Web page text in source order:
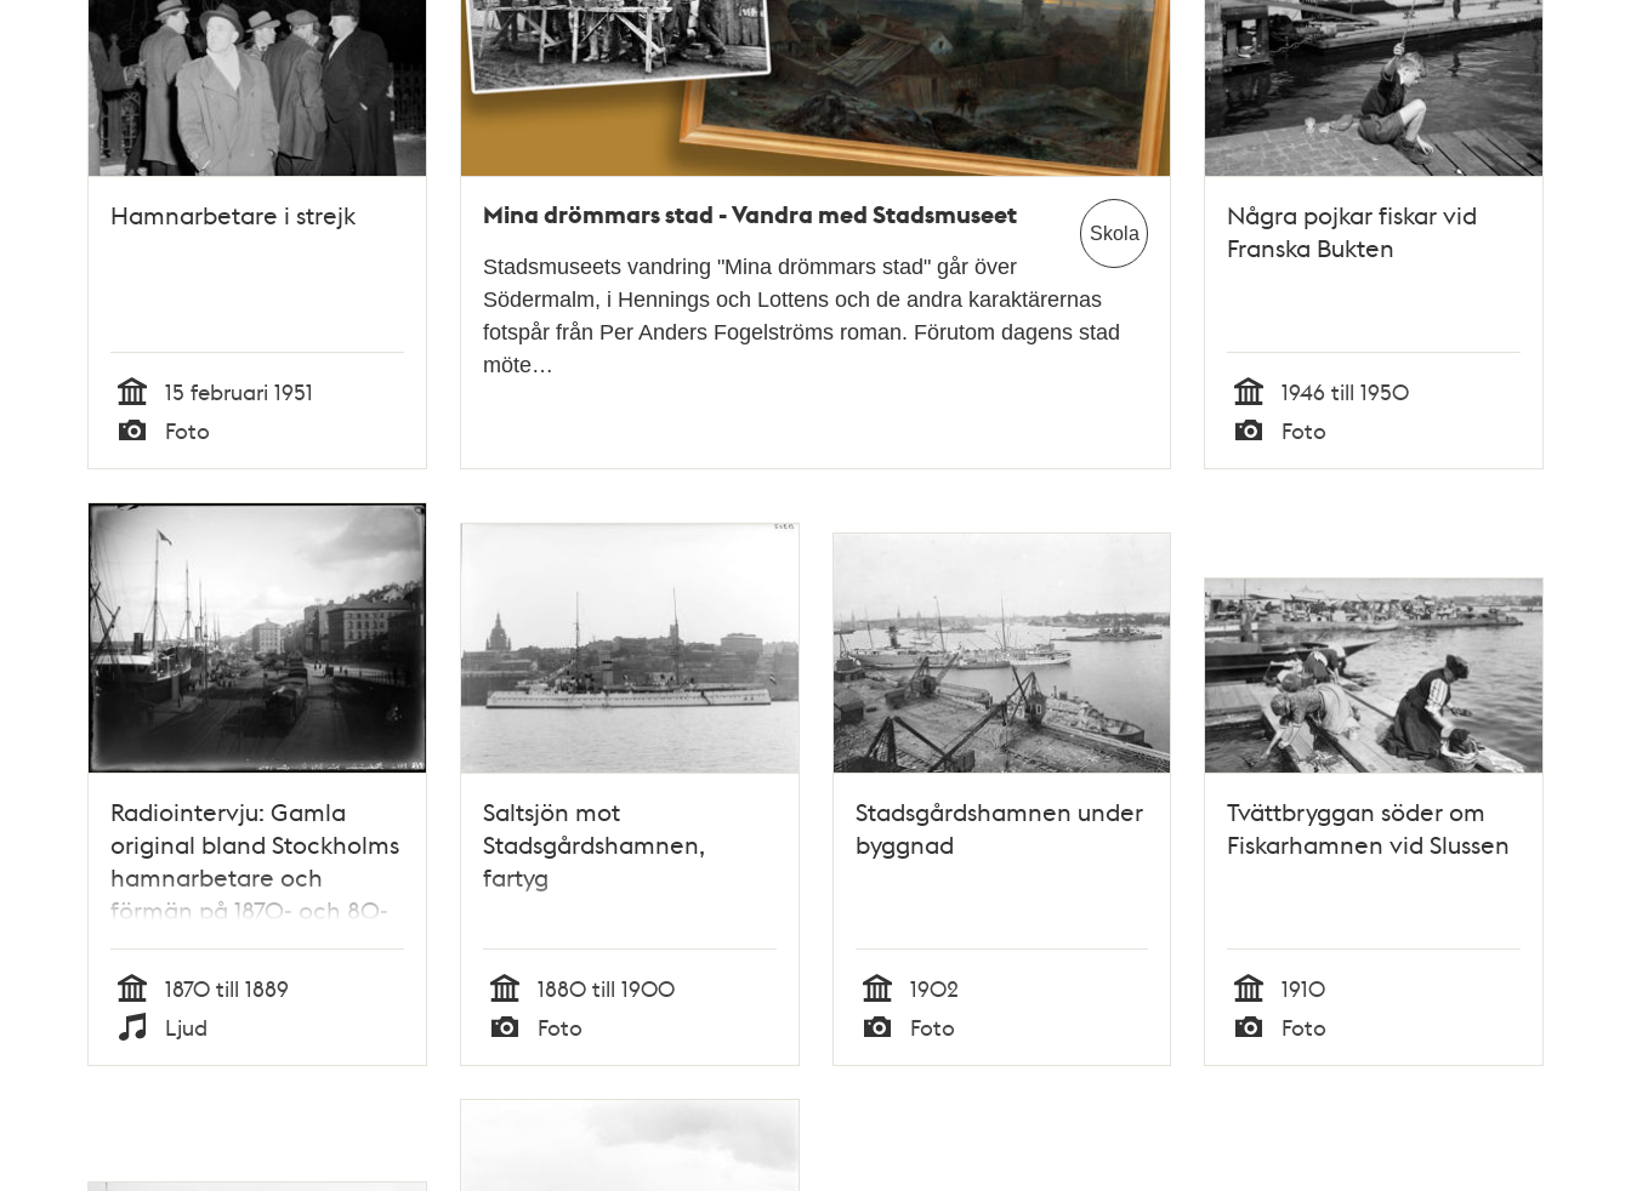
Hamnarbetare i strejk
Tid
15 februari 1951
Typ
Foto
Skola
Mina drömmars stad - Vandra med Stadsmuseet
Stadsmuseets vandring "Mina drömmars stad" går över
Södermalm, i Hennings och Lottens och de andra karaktärernas
fotspår från Per Anders Fogelströms roman. Förutom dagens stad
möte…
Några pojkar fiskar vid
Franska Bukten
Tid
1946 till 1950
Typ
Foto
Radiointervju: Gamla
original bland Stockholms
hamnarbetare och
förmän på 1870- och 80-
talen / Per Ludvig
Lindgren
Tid
1870 till 1889
Typ
Ljud
Saltsjön mot
Stadsgårdshamnen,
fartyg
Tid
1880 till 1900
Typ
Foto
Stadsgårdshamnen under
byggnad
Tid
1902
Typ
Foto
Tvättbryggan söder om
Fiskarhamnen vid Slussen
Tid
1910
Typ
Foto